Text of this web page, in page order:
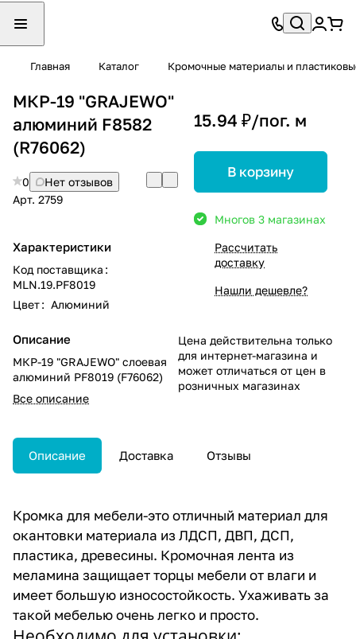
Главная Каталог Кромочные материалы и
МКР-19 "GRAJEWO"
алюминий F8582
(R76062)
0
Нет отзывов
Арт. 2759
Характеристики
Код поставщика :
MLN.19.PF8019
Цвет: Алюминий
Описание
МКР-19 "GRAJEWO" слоевая
алюминий PF8019 (F76062)
Все описание
15.94 ₽/пог. м
В корзину
Многов 3 магазинах
Рассчитать
доставку
Нашли дешевле?
Цена действительна только
для интернет-магазина и
может отличаться от цен в
розничных магазинах
Описание Доставка Отзывы
Кромка для мебели-это отличный материал для
окантовки материала из ЛДСП, ДВП, ДСП,
пластика, древесины. Кромочная лента из
меламина защищает торцы мебели от влаги и
имеет большую износостойкость. Ухаживать за
такой мебелью очень легко и просто.